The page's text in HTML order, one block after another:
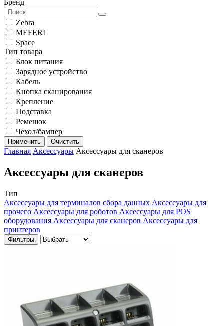
Бренд
Zebra
MEFERI
Space
Тип товара
Блок питания
Зарядное устройство
Кабель
Кнопка сканирования
Крепление
Подставка
Ремешок
Чехол/бампер
Применить Очистить
Главная Аксессуары Аксессуары для сканеров
Аксессуары для сканеров
Тип
Аксессуары для терминалов сбора данных Аксессуары для
прочего Аксессуары для роботов Аксессуары для POS
оборудования Аксессуары для сканеров Аксессуары для
принтеров
Фильтры